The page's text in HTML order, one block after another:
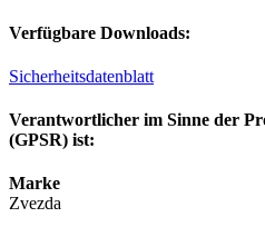
Verfügbare Downloads:
Sicherheitsdatenblatt
Verantwortlicher im Sinne der
(GPSR) ist:
Marke
Zvezda